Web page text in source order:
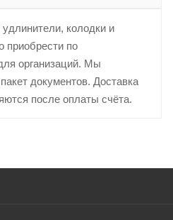
колодки и
приобрести по
организаций. Мы
документов. Доставка
после оплаты счёта.